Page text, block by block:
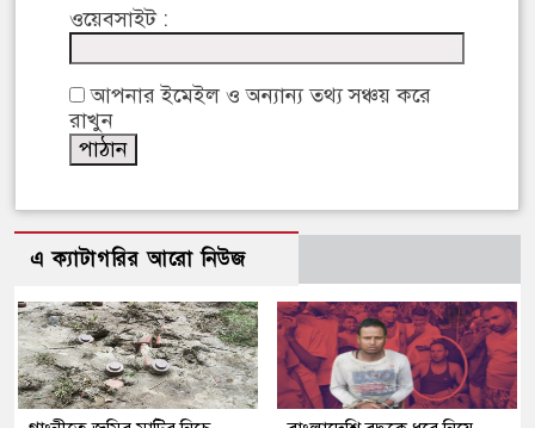
ওয়েবসাইট :
আপনার ইমেইল ও অন্যান্য তথ্য সঞ্চয় করে
রাখুন
এ ক্যাটাগরির আরো নিউজ